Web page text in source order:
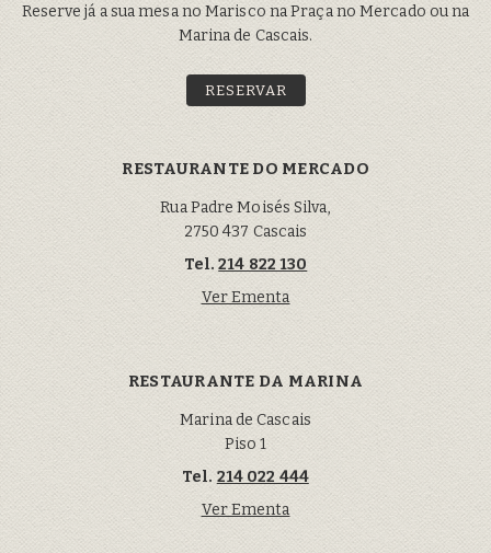
Reserve já a sua mesa no Marisco na Praça no Mercado ou na
Marina de Cascais.
RESERVAR
RESTAURANTE DO MERCADO
Rua Padre Moisés Silva,
2750 437 Cascais
Tel.214 822 130
Ver Ementa
RESTAURANTE DA MARINA
Marina de Cascais
Piso 1
Tel. 214 022 444
Ver Ementa